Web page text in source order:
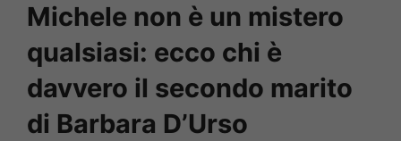
Michele non è un mistero
qualsiasi: ecco chi è
davvero il secondo marito
di Barbara D’Urso